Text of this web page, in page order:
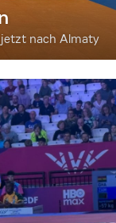
jetzt nach Almaty